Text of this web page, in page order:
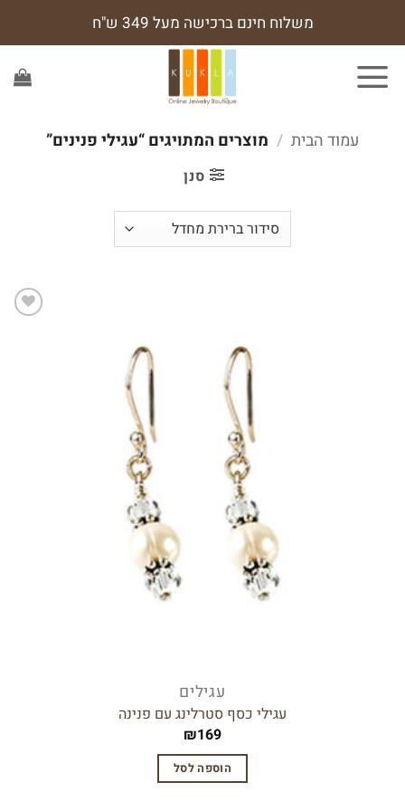
משלוח חינם ברכישה מעל 349 ש"ח
עמוד הבית / מוצרים המתויגים “עגילי פנינים”
סנן
עגילים
עגילי כסף סטרלינג עם פנינה
₪169
הוספה לסל